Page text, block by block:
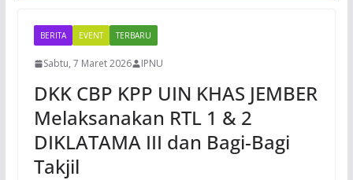
BERITA EVENT TERBARU
Sabtu, 7 Maret 2026 IPNU
DKK CBP KPP UIN KHAS JEMBER
Melaksanakan RTL 1 & 2
DIKLATAMA III dan Bagi-Bagi
Takjil